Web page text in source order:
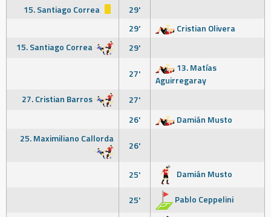
15. Santiago Correa
29'
29'
Cristian Olivera
15. Santiago Correa
29'
27'
13. Matías
Aguirregaray
27. Cristian Barros
27'
26'
Damián Musto
25. Maximiliano Callorda
26'
25' Damián Musto
25' Pablo Ceppelini